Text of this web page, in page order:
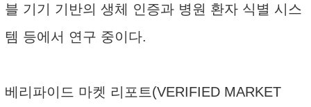
블 기기 기반의 생체 인증과 병원 환자 식별 시스
템 등에서 연구 중이다.
베리파이드 마켓 리포트(VERIFIED MARKET